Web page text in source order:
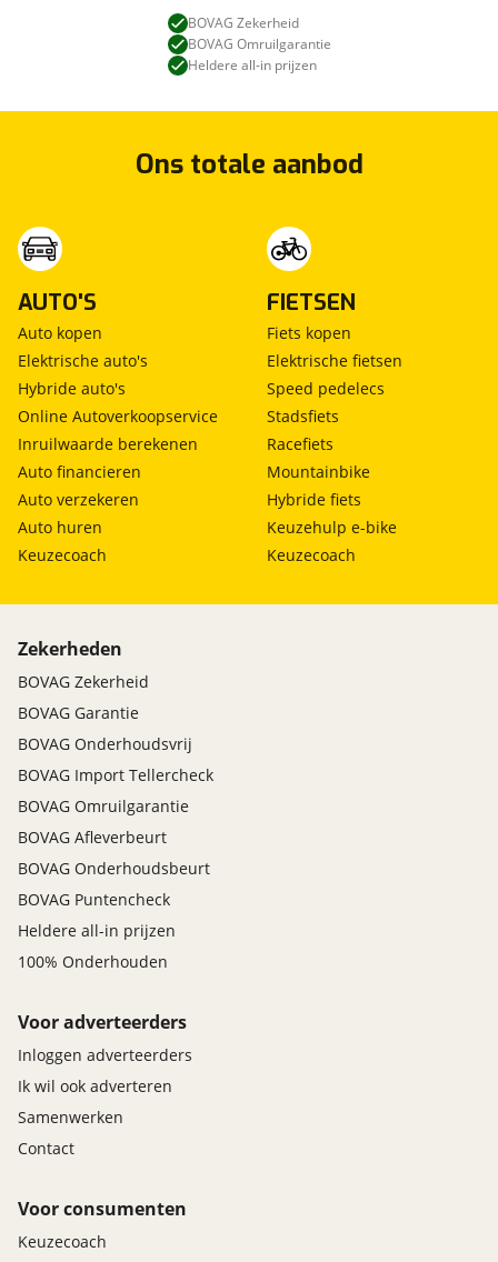
BOVAG Zekerheid
BOVAG Omruilgarantie
Heldere all-in prijzen
Ons totale aanbod
AUTO'S
Auto kopen
Elektrische auto's
Hybride auto's
Online Autoverkoopservice
Inruilwaarde berekenen
Auto financieren
Auto verzekeren
Auto huren
Keuzecoach
FIETSEN
Fiets kopen
Elektrische fietsen
Speed pedelecs
Stadsfiets
Racefiets
Mountainbike
Hybride fiets
Keuzehulp e-bike
Keuzecoach
Zekerheden
BOVAG Zekerheid
BOVAG Garantie
BOVAG Onderhoudsvrij
BOVAG Import Tellercheck
BOVAG Omruilgarantie
BOVAG Afleverbeurt
BOVAG Onderhoudsbeurt
BOVAG Puntencheck
Heldere all-in prijzen
100% Onderhouden
Voor adverteerders
Inloggen adverteerders
Ik wil ook adverteren
Samenwerken
Contact
Voor consumenten
Keuzecoach